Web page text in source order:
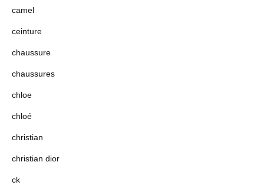
camel
ceinture
chaussure
chaussures
chloe
chloé
christian
christian dior
ck